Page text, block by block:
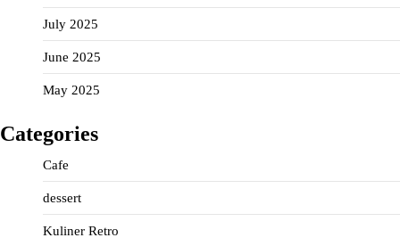
July 2025
June 2025
May 2025
Categories
Cafe
dessert
Kuliner Retro